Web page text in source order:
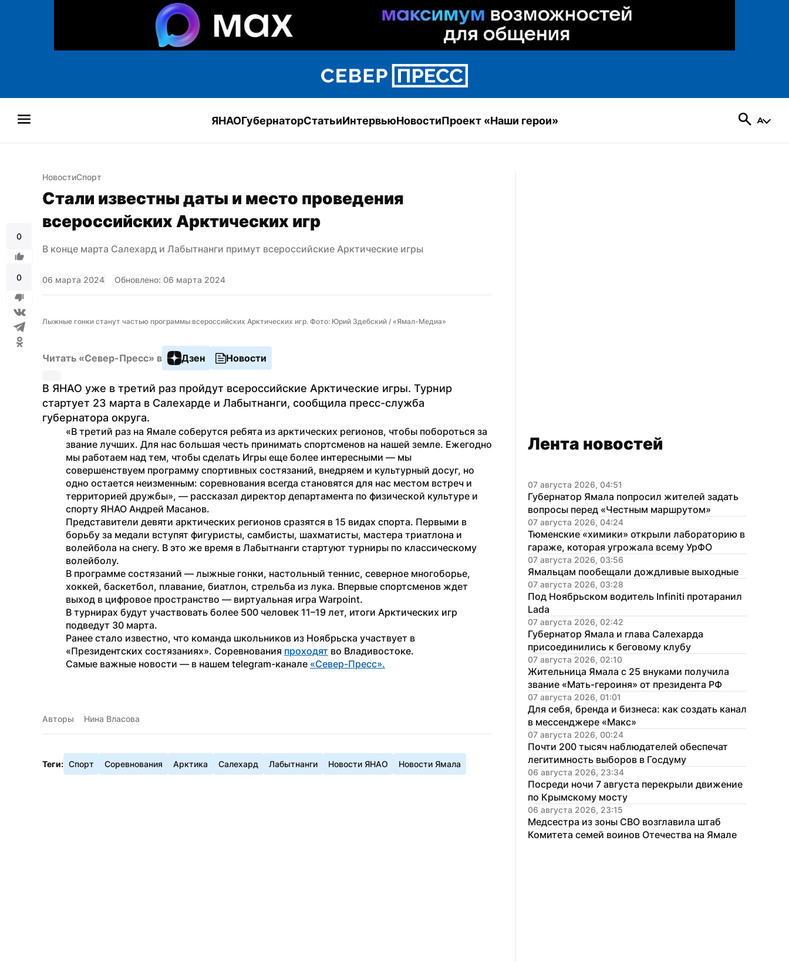
ЯНАОГубернаторСтатьиИнтервьюНовостиПроект «Наши герои»
0
0
НовостиСпорт
Стали известны даты и место проведения
всероссийских Арктических игр
В конце марта Салехард и Лабытнанги примут всероссийские Арктические игры
06 марта 2024 Обновлено: 06 марта 2024
Лыжные гонки станут частью программы всероссийских Арктических игр. Фото: Юрий Здебский / «Ямал-Медиа»
Читать «Север-Пресс» в Дзен Новости
В ЯНАО уже в третий раз пройдут всероссийские Арктические игры. Турнир
стартует 23 марта в Салехарде и Лабытнанги, сообщила пресс-служба
губернатора округа.
«В третий раз на Ямале соберутся ребята из арктических регионов, чтобы побороться за
звание лучших. Для нас большая честь принимать спортсменов на нашей земле. Ежегодно
мы работаем над тем, чтобы сделать Игры еще более интересными — мы
совершенствуем программу спортивных состязаний, внедряем и культурный досуг, но
одно остается неизменным: соревнования всегда становятся для нас местом встреч и
территорией дружбы», — рассказал директор департамента по физической культуре и
спорту ЯНАО Андрей Масанов.
Представители девяти арктических регионов сразятся в 15 видах спорта. Первыми в
борьбу за медали вступят фигуристы, самбисты, шахматисты, мастера триатлона и
волейбола на снегу. В это же время в Лабытнанги стартуют турниры по классическому
волейболу.
В программе состязаний — лыжные гонки, настольный теннис, северное многоборье,
хоккей, баскетбол, плавание, биатлон, стрельба из лука. Впервые спортсменов ждет
выход в цифровое пространство — виртуальная игра Warpoint.
В турнирах будут участвовать более 500 человек 11–19 лет, итоги Арктических игр
подведут 30 марта.
Ранее стало известно, что команда школьников из Ноябрьска участвует в
«Президентских состязаниях». Соревнования проходят во Владивостоке.
Самые важные новости — в нашем telegram-канале «Север-Пресс».
Авторы Нина Власова
Теги: Спорт Соревнования Арктика Салехард Лабытнанги Новости ЯНАО Новости Ямала
Лента новостей
07 августа 2026, 04:51
Губернатор Ямала попросил жителей задать
вопросы перед «Честным маршрутом»
07 августа 2026, 04:24
Тюменские «химики» открыли лабораторию в
гараже, которая угрожала всему УрФО
07 августа 2026, 03:56
Ямальцам пообещали дождливые выходные
07 августа 2026, 03:28
Под Ноябрьском водитель Infiniti протаранил
Lada
07 августа 2026, 02:42
Губернатор Ямала и глава Салехарда
присоединились к беговому клубу
07 августа 2026, 02:10
Жительница Ямала с 25 внуками получила
звание «Мать-героиня» от президента РФ
07 августа 2026, 01:01
Для себя, бренда и бизнеса: как создать канал
в мессенджере «Макс»
07 августа 2026, 00:24
Почти 200 тысяч наблюдателей обеспечат
легитимность выборов в Госдуму
06 августа 2026, 23:34
Посреди ночи 7 августа перекрыли движение
по Крымскому мосту
06 августа 2026, 23:15
Медсестра из зоны СВО возглавила штаб
Комитета семей воинов Отечества на Ямале